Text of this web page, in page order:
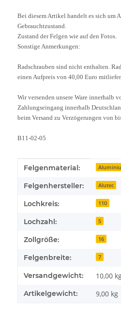
Bei diesem Artikel handelt es sich um
Gebrauchtzustand.
Zustand der Felgen wie auf den Fotos.
Sonstige Anmerkungen:
Radschrauben sind nicht enthalten.
einen Aufpreis von 40,00 Euro
Wir versenden unsere Ware innerhalb
Zahlungseingang innerhalb
beim Versand zu Verzögerungen von
B11-02-05
Produkteigenschaft
Wert
Felgenmaterial:
Felgenhersteller: Alutec
Lochkreis: 110
Lochzahl: 5
Zollgröße: 16
Felgenbreite: 7
Versandgewicht: 10,00
Artikelgewicht: 9,00 kg